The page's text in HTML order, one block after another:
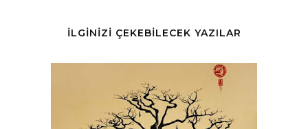
İLGİNİZİ ÇEKEBİLECEK YAZILAR